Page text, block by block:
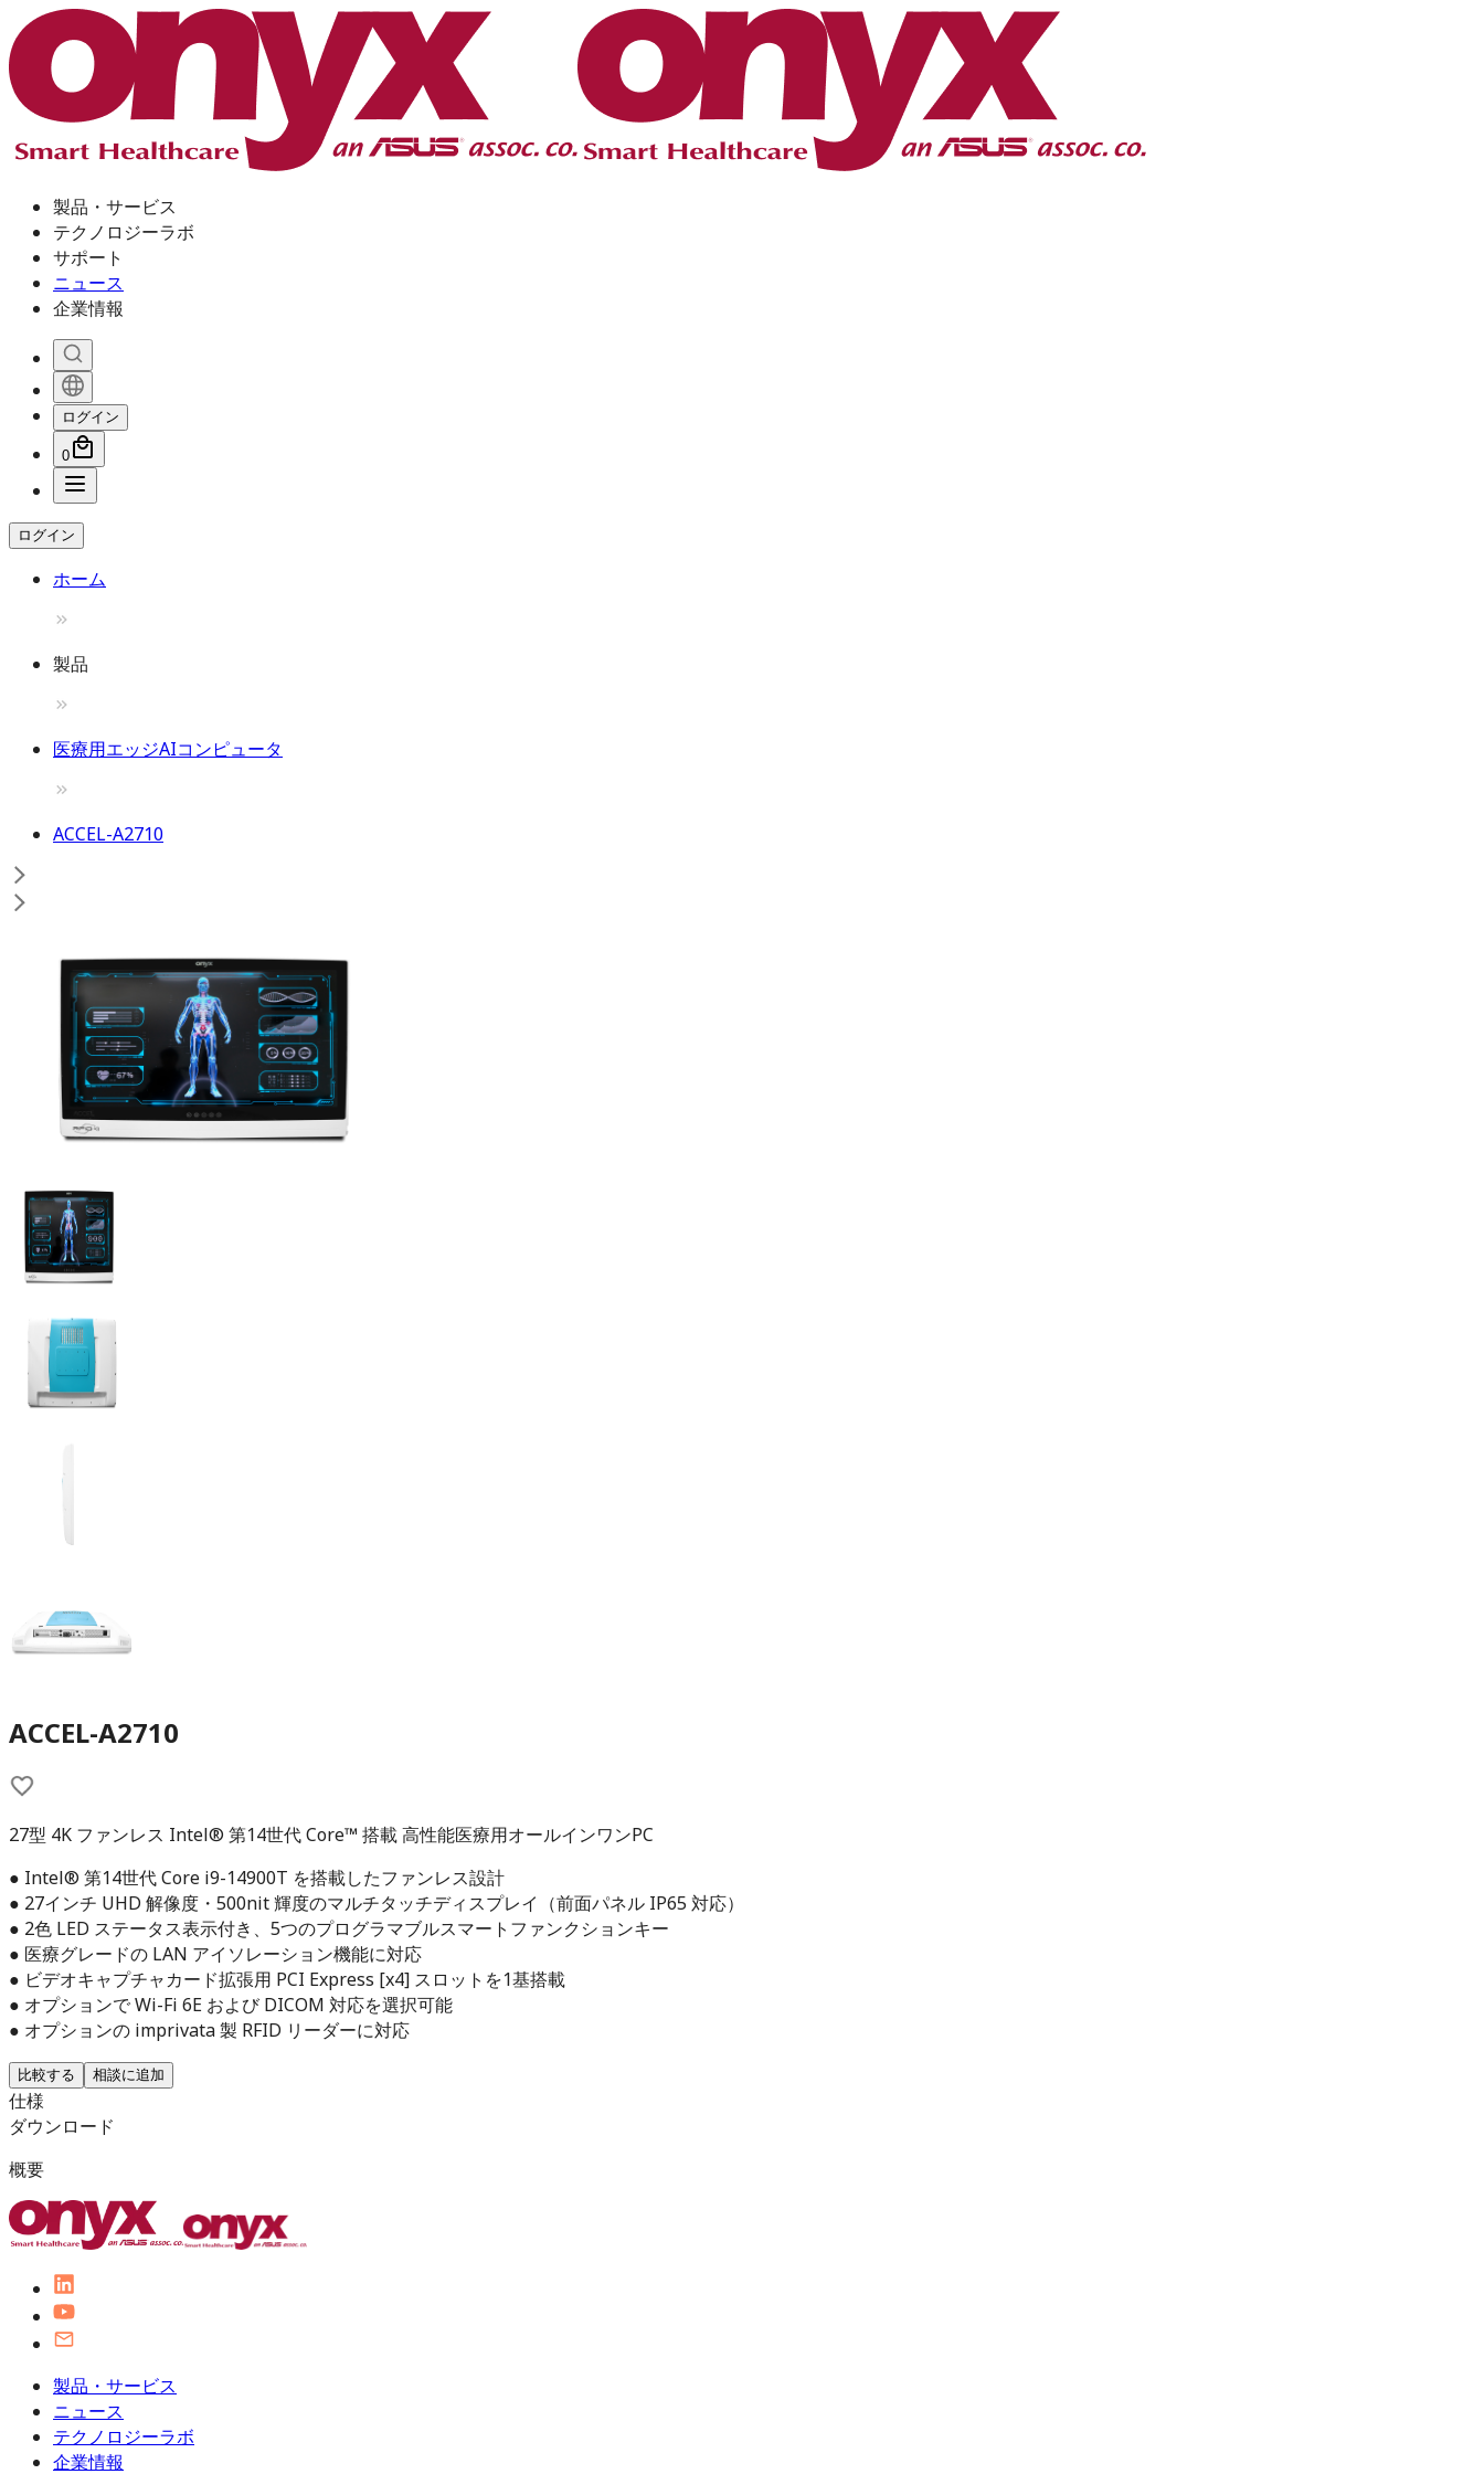
製品・サービス
テクノロジーラボ
サポート
ニュース
企業情報
ログイン
0
ログイン
ホーム
製品
医療用エッジAIコンピュータ
ACCEL-A2710
ACCEL-A2710
27型 4K ファンレス Intel® 第14世代 Core™ 搭載 高性能医療用オールインワンPC
● Intel® 第14世代 Core i9-14900T を搭載したファンレス設計
● 27インチ UHD 解像度・500nit 輝度のマルチタッチディスプレイ（前面パネル IP65 対応）
● 2色 LED ステータス表示付き、5つのプログラマブルスマートファンクションキー
● 医療グレードの LAN アイソレーション機能に対応
● ビデオキャプチャカード拡張用 PCI Express [x4] スロットを1基搭載
● オプションで Wi-Fi 6E および DICOM 対応を選択可能
● オプションの imprivata 製 RFID リーダーに対応
比較する 相談に追加
仕様
ダウンロード
概要
製品・サービス
ニュース
テクノロジーラボ
企業情報